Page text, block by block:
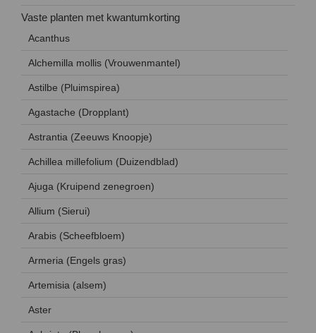
Vaste planten met kwantumkorting
Acanthus
Alchemilla mollis (Vrouwenmantel)
Astilbe (Pluimspirea)
Agastache (Dropplant)
Astrantia (Zeeuws Knoopje)
Achillea millefolium (Duizendblad)
Ajuga (Kruipend zenegroen)
Allium (Sierui)
Arabis (Scheefbloem)
Armeria (Engels gras)
Artemisia (alsem)
Aster